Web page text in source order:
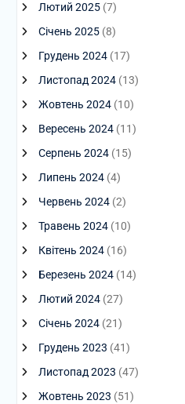
Лютий 2025(7)
Січень 2025(8)
Грудень 2024(17)
Листопад 2024(13)
Жовтень 2024(10)
Вересень 2024(11)
Серпень 2024(15)
Липень 2024(4)
Червень 2024(2)
Травень 2024(10)
Квітень 2024(16)
Березень 2024(14)
Лютий 2024(27)
Січень 2024(21)
Грудень 2023 (41)
Листопад 2023 (47)
Жовтень 2023 (51)